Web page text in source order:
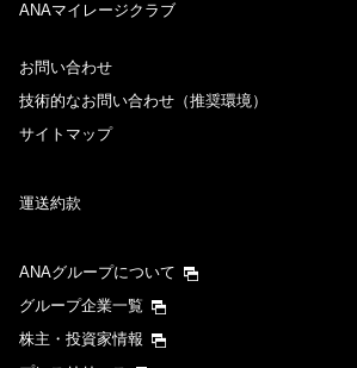
ANAマイレージクラブ
お問い合わせ
技術的なお問い合わせ（推奨環境）
サイトマップ
運送約款
ANAグループについて
グループ企業一覧
株主・投資家情報